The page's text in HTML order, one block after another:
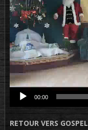
00:00
RETOUR VERS GOSPEL